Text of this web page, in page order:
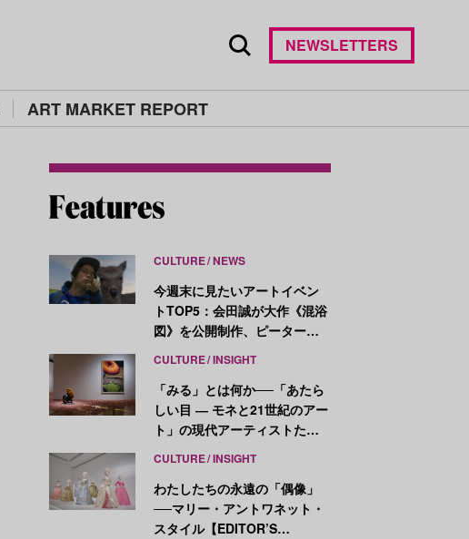
ART MARKET REPORT
NEWSLETTERS
CULTURE NEWS
今週末に見たいアートイベン
トTOP5：会田誠が大作《混浴
図》を公開制作、ピーター・
CULTURE INSIGHT
「みる」とは何か──「あたら
しい目 ― モネと21世紀のアー
ト」の現代アーティストたち
CULTURE INSIGHT
わたしたちの永遠の「偶像」
──マリー・アントワネット・
スタイル【EDITOR’S